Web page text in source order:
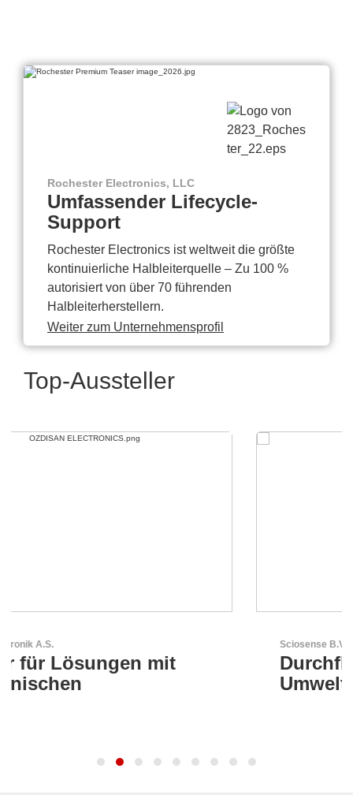
Rochester Electronics, LLC
Umfassender Lifecycle-
Support
Rochester Electronics ist weltweit die größte
kontinuierliche Halbleiterquelle – Zu 100 %
autorisiert von über 70 führenden
Halbleiterherstellern.
Weiter zum Unternehmensprofil
Top-Aussteller
Durchfluss- und
Umweltsensoren